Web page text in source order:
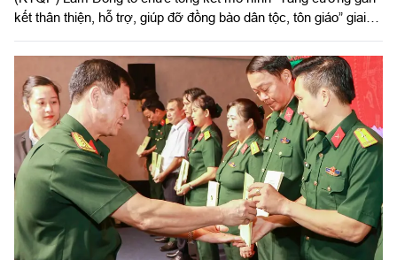
kết thân thiện, hỗ trợ, giúp đỡ đồng bào dân tộc, tôn giáo” giai
Chính trị Quân khu dự chỉ đạo hội nghị.